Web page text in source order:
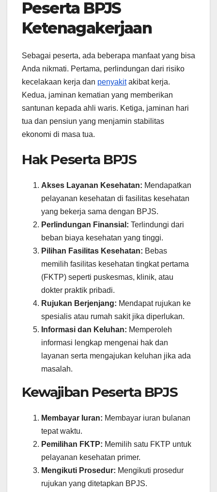
Peserta BPJS
Ketenagakerjaan
Sebagai peserta, ada beberapa manfaat yang bisa
Anda nikmati. Pertama, perlindungan dari risiko
kecelakaan kerja dan penyakitakibat kerja.
Kedua, jaminan kematian yang memberikan
santunan kepada ahli waris. Ketiga, jaminan hari
tua dan pensiun yang menjamin stabilitas
ekonomi di masa tua.
Hak Peserta BPJS
Akses Layanan Kesehatan: Mendapatkan
pelayanan kesehatan di fasilitas kesehatan
yang bekerja sama dengan BPJS.
Perlindungan Finansial: Terlindungi dari
beban biaya kesehatan yang tinggi.
Pilihan Fasilitas Kesehatan: Bebas
memilih fasilitas kesehatan tingkat pertama
(FKTP) seperti puskesmas, klinik, atau
dokter praktik pribadi.
Rujukan Berjenjang: Mendapat rujukan ke
spesialis atau rumah sakit jika diperlukan.
Informasi dan Keluhan: Memperoleh
informasi lengkap mengenai hak dan
layanan serta mengajukan keluhan jika ada
masalah.
Kewajiban Peserta BPJS
Membayar Iuran: Membayar iuran bulanan
tepat waktu.
Pemilihan FKTP: Memilih satu FKTP untuk
pelayanan kesehatan primer.
Mengikuti Prosedur: Mengikuti prosedur
rujukan yang ditetapkan BPJS.